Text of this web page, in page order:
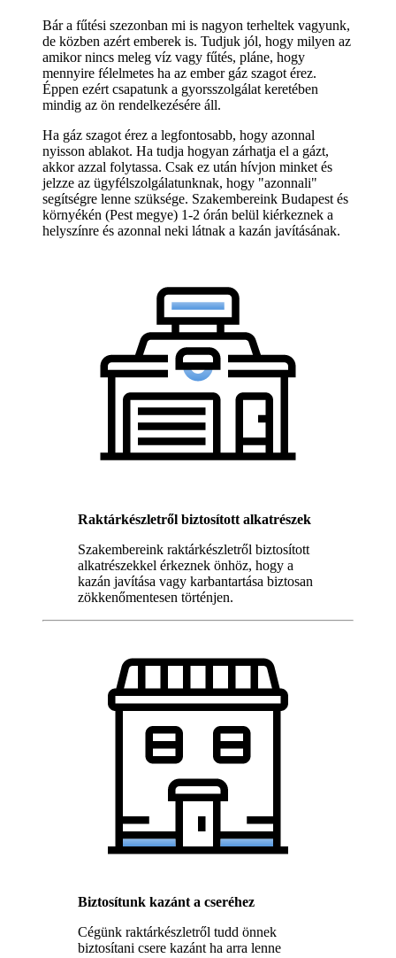
Bár a fűtési szezonban mi is nagyon terheltek vagyunk,
de közben azért emberek is. Tudjuk jól, hogy milyen az
amikor nincs meleg víz vagy fűtés, pláne, hogy
mennyire félelmetes ha az ember gáz szagot érez.
Éppen ezért csapatunk a gyorsszolgálat keretében
mindig az ön rendelkezésére áll.
Ha gáz szagot érez a legfontosabb, hogy azonnal
nyisson ablakot. Ha tudja hogyan zárhatja el a gázt,
akkor azzal folytassa. Csak ez után hívjon minket és
jelzze az ügyfélszolgálatunknak, hogy "azonnali"
segítségre lenne szüksége. Szakembereink Budapest és
környékén (Pest megye) 1-2 órán belül kiérkeznek a
helyszínre és azonnal neki látnak a kazán javításának.
Raktárkészletről biztosított alkatrészek
Szakembereink raktárkészletről biztosított
alkatrészekkel érkeznek önhöz, hogy a
kazán javítása vagy karbantartása biztosan
zökkenőmentesen történjen.
Biztosítunk kazánt a cseréhez
Cégünk raktárkészletről tudd önnek
biztosítani csere kazánt ha arra lenne